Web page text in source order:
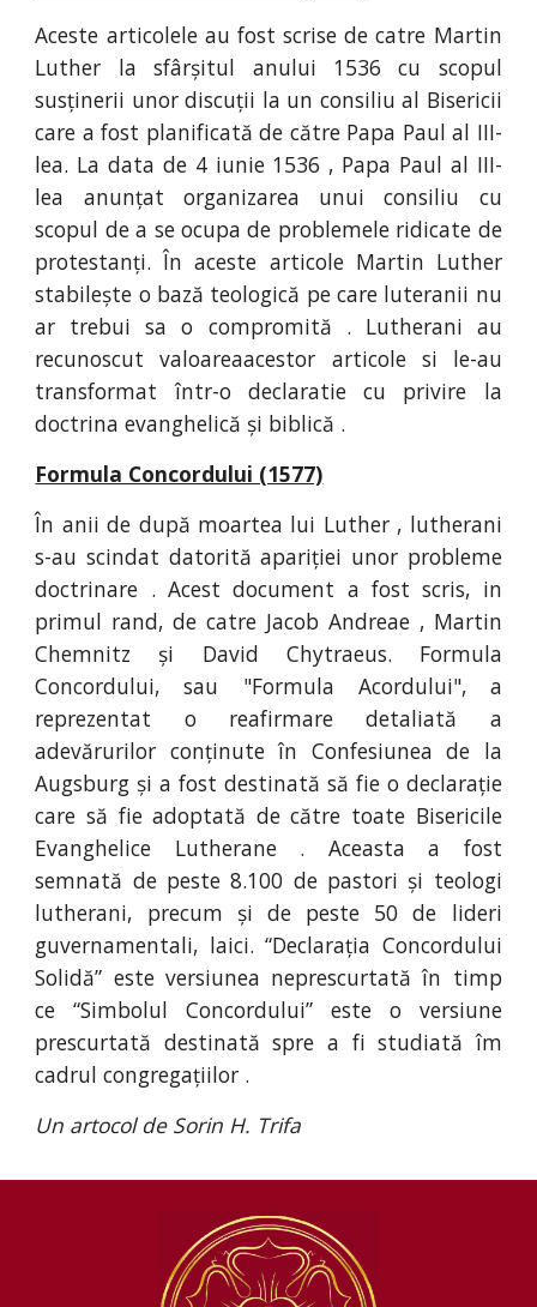
Aceste articolele au fost scrise de catre Martin
Luther la sfârșitul anului 1536 cu scopul
susținerii unor discuții la un consiliu al Bisericii
care a fost planificată de către Papa Paul al III-
lea. La data de 4 iunie 1536 , Papa Paul al III-
lea anunțat organizarea unui consiliu cu
scopul de a se ocupa de problemele ridicate de
protestanți. În aceste articole Martin Luther
stabilește o bază teologică pe care luteranii nu
ar trebui sa o compromită . Lutherani au
recunoscut valoareaacestor articole si le-au
transformat într-o declaratie cu privire la
doctrina evanghelică și biblică .
Formula Concordului (1577)
În anii de după moartea lui Luther , lutherani
s-au scindat datorită apariției unor probleme
doctrinare . Acest document a fost scris, in
primul rand, de catre Jacob Andreae , Martin
Chemnitz și David Chytraeus. Formula
Concordului, sau "Formula Acordului", a
reprezentat o reafirmare detaliată a
adevărurilor conținute în Confesiunea de la
Augsburg și a fost destinată să fie o declarație
care să fie adoptată de către toate Bisericile
Evanghelice Lutherane . Aceasta a fost
semnată de peste 8.100 de pastori și teologi
lutherani, precum și de peste 50 de lideri
guvernamentali, laici. “Declarația Concordului
Solidă” este versiunea neprescurtată în timp
ce “Simbolul Concordului” este o versiune
prescurtată destinată spre a fi studiată îm
cadrul congregațiilor .
Un artocol de Sorin H. Trifa